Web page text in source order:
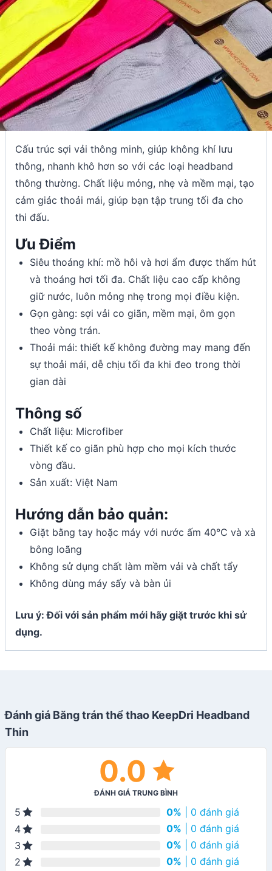
Cấu trúc sợi vải thông minh, giúp không khí lưu
thông, nhanh khô hơn so với các loại headband
thông thường. Chất liệu mỏng, nhẹ và mềm mại, tạo
cảm giác thoải mái, giúp bạn tập trung tối đa cho
thi đấu.
Ưu Điểm
Siêu thoáng khí: mồ hôi và hơi ẩm được thấm hút
và thoáng hơi tối đa. Chất liệu cao cấp không
giữ nước, luôn mỏng nhẹ trong mọi điều kiện.
Gọn gàng: sợi vải co giãn, mềm mại, ôm gọn
theo vòng trán.
Thoải mái: thiết kế không đường may mang đến
sự thoải mái, dễ chịu tối đa khi đeo trong thời
gian dài
Thông số
Chất liệu: Microfiber
Thiết kế co giãn phù hợp cho mọi kích thước
vòng đầu.
Sản xuất: Việt Nam
Hướng dẫn bảo quản:
Giặt bằng tay hoặc máy với nước ấm 40°C và xà
bông loãng
Không sử dụng chất làm mềm vải và chất tẩy
Không dùng máy sấy và bàn ủi
Lưu ý: Đối với sản phẩm mới hãy giặt trước khi sử
dụng.
Đánh giá Băng trán thể thao KeepDri Headband
Thin
0.0
ĐÁNH GIÁ TRUNG BÌNH
5 0% | 0 đánh giá
4
0% | 0 đánh giá
3
0% | 0 đánh giá
2
0% | 0 đánh giá